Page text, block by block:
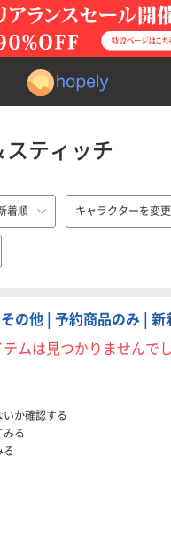
スティッチ
着順 キャラクターを変
の他 | 予約商品のみ | 新
ムは見つかりませんでし
いか確認する
みる
る